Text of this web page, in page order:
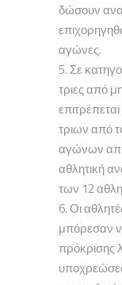
δώσουν
αγώνες.
Σε
τριες από
τριων από
αγώνων
αθλητική
των 12
Οι
μπόρεσαν
πρόκρισης